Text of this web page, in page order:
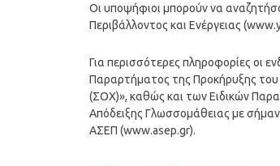
Οι υποψήφιοι μπορούν να
Περιβάλλοντος και Ενέργειας
Για περισσότερες πληροφορίες οι
Παραρτήματος της Προκήρυξης του
(ΣΟΧ)», καθώς και των Ειδικών
Απόδειξης Γλωσσομάθειας με
ΑΣΕΠ (www.asep.gr).